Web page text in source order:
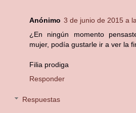
Anónimo 3 de junio de 2015 a
¿En ningún momento
mujer, podía gustarle ir a ver la
Filia prodiga
Responder
Respuestas